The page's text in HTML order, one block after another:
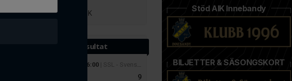
Skälby IBK
Senaste resultat
Lör 14 mar 16:00 | SSL - Svenska Superligan Herrar
9
Stöd AIK Innebandy
BILJETTER & SÄSONGSKORT